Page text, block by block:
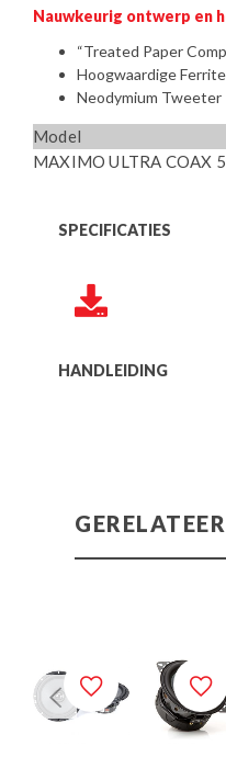
Nauwkeurig ontwerp en
“Treated Paper
Hoogwaardige
Neodymium Tweeter
Model
MAXIMO ULTRA COAX
SPECIFICATIES
HANDLEIDING